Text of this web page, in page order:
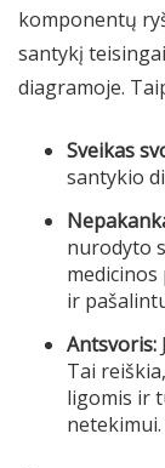
komponentų
santykį
diagramoje.
Sveikas
santykio
nurodyto
ir
Antsvoris:
Tai
ligomis ir
netekimui.